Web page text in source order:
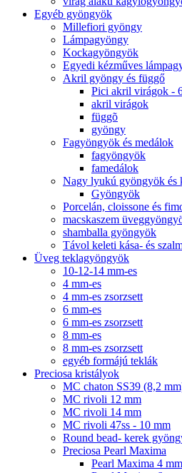
Egyéb gyöngyök
Millefiori gyöngy
Lámpagyöngy
Kockagyöngyök
Egyedi kézműves
Akril gyöngy és függő
Pici akril virágok -
akril virágok
függõ
gyöngy
Fagyöngyök és medálok
fagyöngyök
famedálok
Nagy lyukú gyöngyök és
Gyöngyök
Porcelán, cloissone és
macskaszem
shamballa gyöngyök
Távol keleti kása- és
Üveg teklagyöngyök
10-12-14 mm-es
4 mm-es
4 mm-es zsorzsett
6 mm-es
6 mm-es zsorzsett
8 mm-es
8 mm-es zsorzsett
egyéb formájú teklák
Preciosa kristályok
MC chaton SS39 (8,2
MC rivoli 12 mm
MC rivoli 14 mm
MC rivoli 47ss - 10 mm
Round bead- kerek
Preciosa Pearl Maxima
Pearl Maxima 4 mm